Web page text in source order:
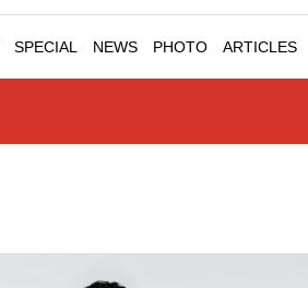
SPECIAL NEWS PHOTO ARTICLES